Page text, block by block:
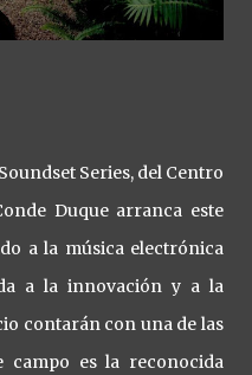
Series, del Centro
Duque arranca este
a la música electrónica
a la innovación y a la
contarán con una de las
campo es la reconocida